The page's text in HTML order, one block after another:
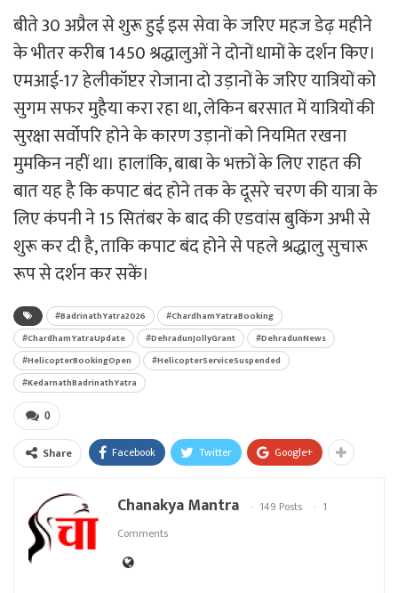
बीते 30 अप्रैल से शुरू हुई इस सेवा के जरिए महज डेढ़ महीने
के भीतर करीब 1450 श्रद्धालुओं ने दोनों धामों के दर्शन किए।
एमआई-17 हेलीकॉप्टर रोजाना दो उड़ानों के जरिए यात्रियों को
सुगम सफर मुहैया करा रहा था, लेकिन बरसात में यात्रियों की
सुरक्षा सर्वोपरि होने के कारण उड़ानों को नियमित रखना
मुमकिन नहीं था। हालांकि, बाबा के भक्तों के लिए राहत की
बात यह है कि कपाट बंद होने तक के दूसरे चरण की यात्रा के
लिए कंपनी ने 15 सितंबर के बाद की एडवांस बुकिंग अभी से
शुरू कर दी है, ताकि कपाट बंद होने से पहले श्रद्धालु सुचारू
रूप से दर्शन कर सकें।
#BadrinathYatra2026
#ChardhamYatraBooking
#ChardhamYatraUpdate
#DehradunJollyGrant
#DehradunNews
#HelicopterBookingOpen
#HelicopterServiceSuspended
#KedarnathBadrinathYatra
0
Share Facebook Twitter Google+
Chanakya Mantra 149 Posts
1
Comments